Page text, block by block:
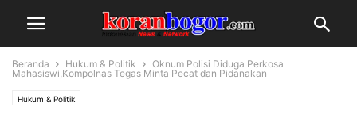
Beranda Hukum & Politik
Oknum Polisi Diduga Perkosa
Mahasiswi,Kompolnas Tegas Minta Pecat dan Pidanakan
Hukum & Politik